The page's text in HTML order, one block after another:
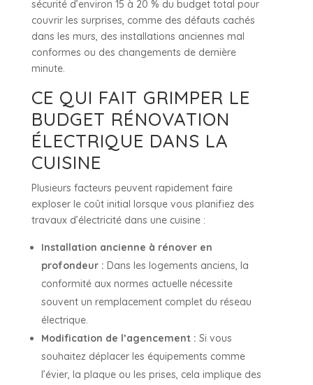
sécurité d’environ 15 à 20 % du budget total pour
couvrir les surprises, comme des défauts cachés
dans les murs, des installations anciennes mal
conformes ou des changements de dernière
minute.
CE QUI FAIT GRIMPER LE
BUDGET RÉNOVATION
ÉLECTRIQUE DANS LA
CUISINE
Plusieurs facteurs peuvent rapidement faire
exploser le coût initial lorsque vous planifiez des
travaux d’électricité dans une cuisine :
Installation ancienne à rénover en
profondeur : Dans les logements anciens, la
conformité aux normes actuelle nécessite
souvent un remplacement complet du réseau
électrique.
Modification de l’agencement : Si vous
souhaitez déplacer les équipements comme
l’évier, la plaque ou les prises, cela implique des